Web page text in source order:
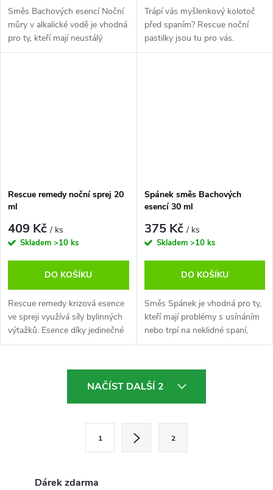
Směs Bachových esencí Noční
můry v alkalické vodě je vhodná
pro ty, kteří mají neustálý
strach, hrůzy a také noční můry.
Trápí vás myšlenkový kolotoč
před spaním? Rescue noční
pastilky jsou tu pro vás.
Unikátní směs Bachových
Rescue remedy noční sprej 20
ml
409 Kč/ ks
Skladem >10 ks
DO KOŠÍKU
Rescue remedy krizová esence
ve spreji využívá síly bylinných
výtažků. Esence díky jedinečné
kombinaci bylinek uklidňuje
Spánek směs Bachových
esencí 30 ml
375 Kč/ ks
Skladem >10 ks
DO KOŠÍKU
Směs Spánek je vhodná pro ty,
kteří mají problémy s usínáním
nebo trpí na neklidné spaní,
pomáhá navrátit zdravý, klidný
NAČÍST DALŠÍ 2
1 2
Dárek zdarma